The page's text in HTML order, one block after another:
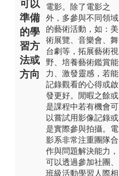
可以
準備
的學
習方
法或
方向
電影。除了電影之
外，多參與不同領域
的藝術活動，如：美
術展覽、音樂會、舞
台劇等，拓展藝術視
野、培養藝術鑑賞能
力、激發靈感，若能
記錄觀看的心得或啟
發更好。閒暇之餘或
是課程中若有機會可
以嘗試用影像記錄或
是實際參與拍攝。電
影系非常注重團隊合
作與問題解決能力，
可以透過參加社團、
班級活動學習人際相